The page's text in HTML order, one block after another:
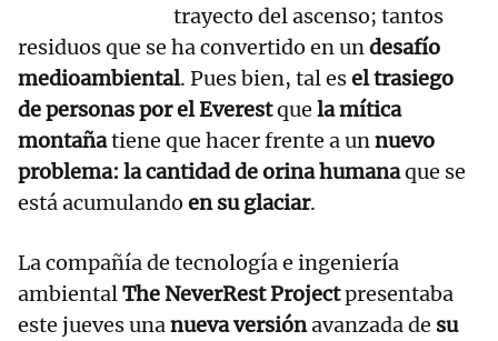
trayecto del ascenso; tantos
residuos que se ha convertido en undesafío
medioambiental. Pues bien, tal esel trasiego
de personas por el Everestque la mítica
montañatiene que hacer frente a unnuevo
problema: la cantidad de orina humanaque se
está acumulando en su glaciar.
La compañía de tecnología e ingeniería
ambientalThe NeverRest Projectpresentaba
este jueves unanueva versiónavanzada de su